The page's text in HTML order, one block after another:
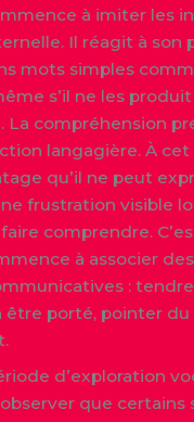
à imiter les
Il réagit à son
mots simples
s’il ne les
La compréhension
langagière. À cet
qu’il ne peut
frustration visible
comprendre.
à associer
: tendre
être porté, pointer
d’exploration
que certains